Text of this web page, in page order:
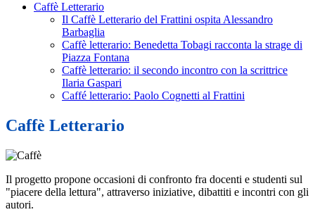
Caffè Letterario
Il Caffè Letterario del Frattini ospita Alessandro
Barbaglia
Caffè letterario: Benedetta Tobagi racconta la strage di
Piazza Fontana
Caffè letterario: il secondo incontro con la scrittrice
Ilaria Gaspari
Caffé letterario: Paolo Cognetti al Frattini
Caffè Letterario
Il progetto propone occasioni di confronto fra docenti e studenti sul
"piacere della lettura", attraverso iniziative, dibattiti e incontri con gli
autori.